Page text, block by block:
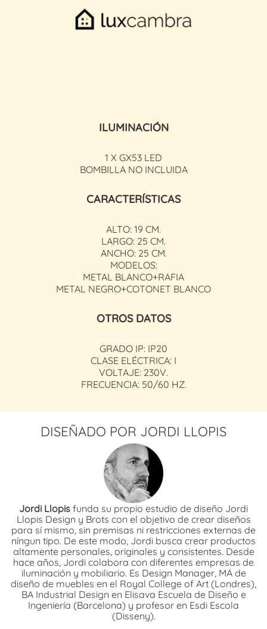
ILUMINACIÓN
1 X GX53 LED
BOMBILLA NO INCLUIDA
CARACTERÍSTICAS
ALTO: 19 CM.
LARGO: 25 CM.
ANCHO: 25 CM.
MODELOS:
METAL BLANCO+RAFIA
METAL NEGRO+COTONET BLANCO
OTROS DATOS
GRADO IP: IP20
CLASE ELÉCTRICA: I
VOLTAJE: 230V.
FRECUENCIA: 50/60 HZ.
DISEÑADO POR JORDI LLOPIS
Jordi Llopis funda su propio estudio de diseño Jordi
Llopis Design y Brots con el objetivo de crear diseños
para sí mismo, sin premisas ni restricciones externas de
níngun tipo. De este modo, Jordi busca crear productos
altamente personales, originales y consistentes. Desde
hace años, Jordi colabora con diferentes empresas de
iluminación y mobiliario. Es Design Manager, MA de
diseño de muebles en el Royal College of Art (Londres),
BA Industrial Design en Elisava Escuela de Diseño e
Ingeniería (Barcelona) y profesor en Esdi Escola
(Disseny).